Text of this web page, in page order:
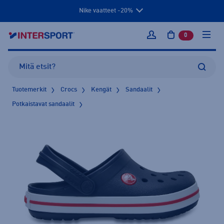
Nike vaatteet -20%
Kirjaudu sisään
0 tuotetta
Tuotemerkit Crocs Kengät Sandaalit
Potkaistavat sandaalit